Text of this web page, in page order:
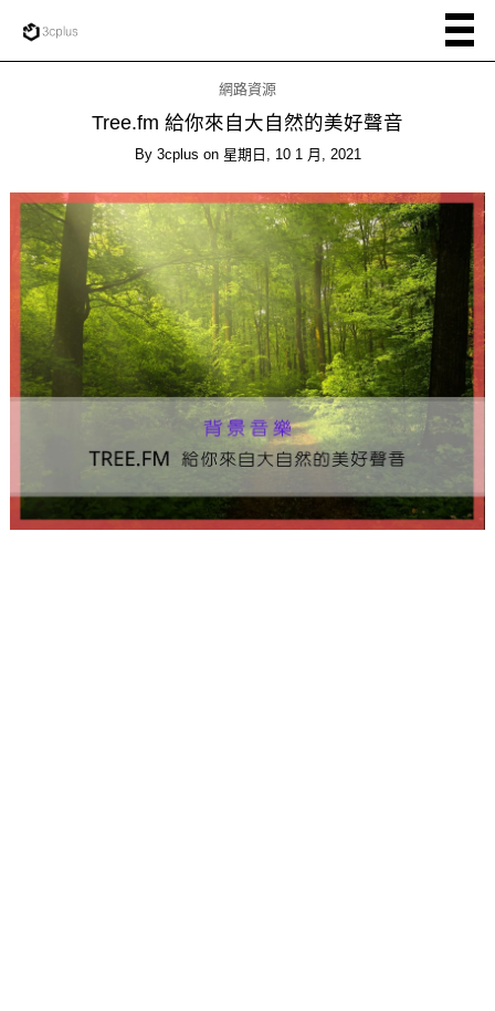
網路資源
Tree.fm 給你來自大自然的美好聲音
By 3cplus on 星期日, 10 1 月, 2021